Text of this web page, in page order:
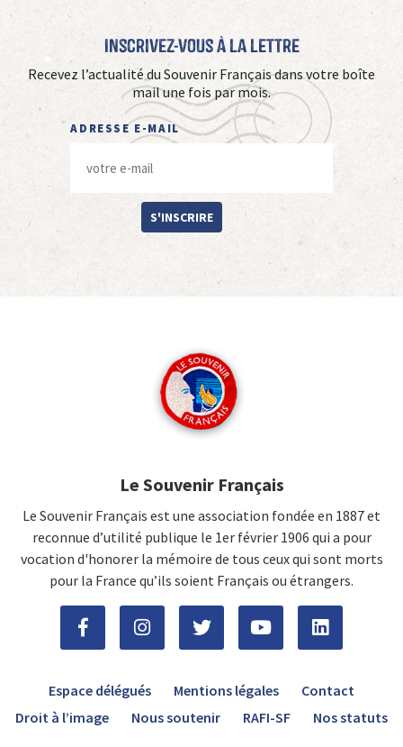
Inscrivez-vous à La Lettre
Recevez l’actualité du Souvenir Français dans votre boîte
mail une fois par mois.
ADRESSE E-MAIL
S'INSCRIRE
Le Souvenir Français
Le Souvenir Français est une association fondée en 1887 et
reconnue d’utilité publique le 1er février 1906 qui a pour
vocation d'honorer la mémoire de tous ceux qui sont morts
pour la France qu’ils soient Français ou étrangers.
Espace délégués Mentions légales
Contact
Droit à l’image
Nous soutenir RAFI-SF Nos statuts